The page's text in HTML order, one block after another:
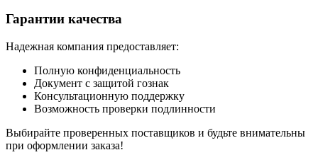
Гарантии качества
Надежная компания предоставляет:
Полную конфиденциальность
Документ с защитой гознак
Консультационную поддержку
Возможность проверки подлинности
Выбирайте проверенных поставщиков и будьте внимательны
при оформлении заказа!